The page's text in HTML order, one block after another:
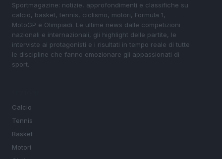
Sportmagazine: notizie, approfondimenti e classifiche su
calcio, basket, tennis, ciclismo, motori, Formula 1,
MotoGP e Olimpiadi. Le ultime news dalle competizioni
nazionali e internazionali, gli highlight delle partite, le
interviste ai protagonisti e i risultati in tempo reale di tutte
le discipline che fanno emozionare gli appassionati di
sport.
Calcio
Tennis
Basket
Motori